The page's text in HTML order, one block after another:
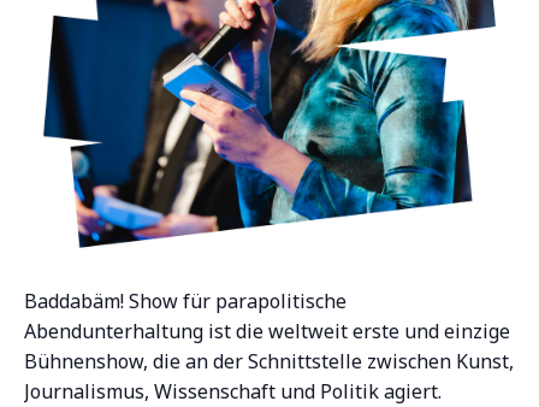
Baddabäm! Show für parapolitische
Abendunterhaltung ist die weltweit erste und einzige
Bühnenshow, die an der Schnittstelle zwischen Kunst,
Journalismus, Wissenschaft und Politik agiert.